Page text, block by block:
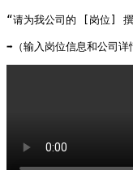
“请为我公司的 [岗位] 撰
➡️（输入岗位信息和公司详